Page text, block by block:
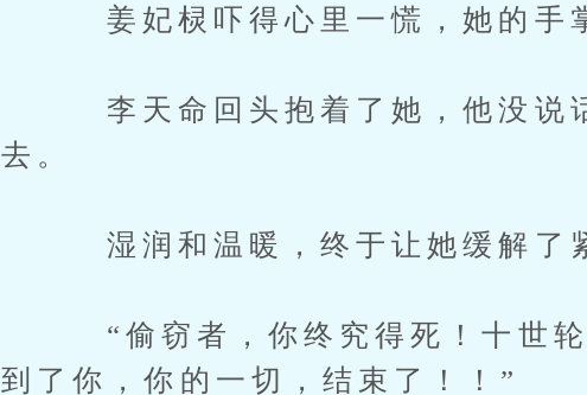
姜妃棂吓得心里一慌，她的手掌
李天命回头抱着了她，他没说话
去。
湿润和温暖，终于让她缓解了
“偷窃者，你终究得死！十世轮
到了你，你的一切，结束了！！”